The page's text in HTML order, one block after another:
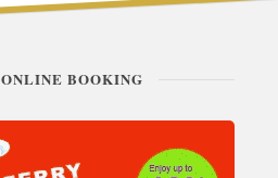
ONLINE BOOKING